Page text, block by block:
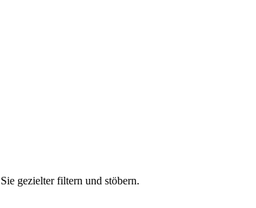
gezielter filtern und stöbern.